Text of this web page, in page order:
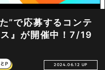
”で応募するコンテ
』が開催中！7/19
P 2024.06.12 UP